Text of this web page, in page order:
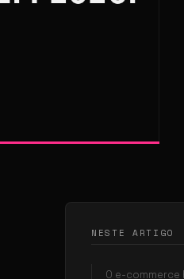
NESTE ARTIGO
O e-